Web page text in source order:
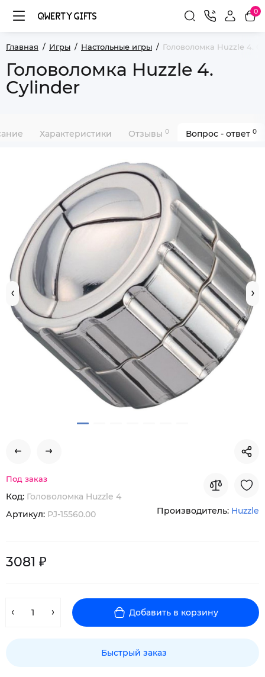
0
Главная Игры Настольные игры Головоломка Huzzle 4.
Головоломка Huzzle 4.
Cylinder
Характеристики Отзывы 0 Вопрос - ответ 0
Под заказ
Код: Головоломка Huzzle 4
Артикул: PJ-15560.00 Производитель: Huzzle
3081 ₽
Добавить в корзину
Быстрый заказ